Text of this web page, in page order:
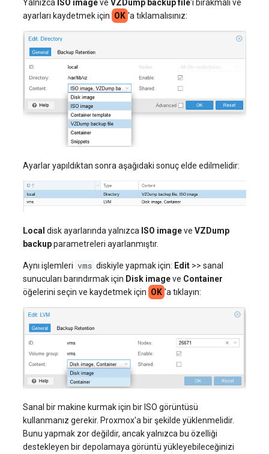
Yalnızca ISO imageveVZDump backup file'ı bırakmalı ve
ayarları kaydetmek için OK 'a tıklamalısınız:
Ayarlar yapıldıktan sonra aşağıdaki sonuç elde edilmelidir:
Local disk ayarlarında yalnızca ISO imageveVZDump
backupparametreleri ayarlanmıştır.
Aynı işlemleri vms diskiyle yapmak için: Edit >> sanal
sunucuları barındırmak için Disk imageve Container
öğelerini seçin ve kaydetmek için OK 'a tıklayın:
Sanal bir makine kurmak için bir ISO görüntüsü
kullanmanız gerekir. Proxmox'a bir şekilde yüklenmelidir.
Bunu yapmak zor değildir, ancak yalnızca bu özelliği
destekleyen bir depolamaya görüntü yükleyebileceğinizi